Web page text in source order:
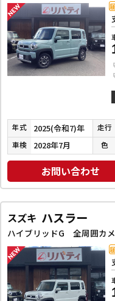
年式 2025(令和7)年 走行
車検 2028年7月 色
お問い合わせ
スズキ ハスラー